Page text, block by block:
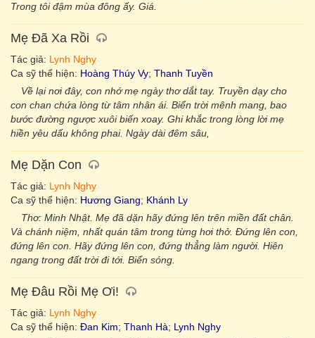
Trong tôi đậm mùa đông ấy. Giá.
Mẹ Đã Xa Rồi
Tác giả: Lynh Nghy
Ca sỹ thể hiện: Hoàng Thúy Vy; Thanh Tuyền
Về lại nơi đây, con nhớ mẹ ngày thơ dắt tay. Truyền dạy cho
con chan chứa lòng từ tâm nhân ái. Biển trời mênh mang, bao
bước đường ngược xuôi biến xoay. Ghi khắc trong lòng lời mẹ
hiền yêu dấu không phai. Ngày dài đêm sâu,
Mẹ Dặn Con
Tác giả: Lynh Nghy
Ca sỹ thể hiện: Hương Giang; Khánh Ly
Thơ: Minh Nhật. Mẹ đã dặn hãy đứng lên trên miền đất chân.
Và chánh niệm, nhất quán tâm trong từng hơi thở. Đứng lên con,
đứng lên con. Hãy đứng lên con, đứng thẳng làm người. Hiên
ngang trong đất trời đi tới. Biển sóng.
Mẹ Đâu Rồi Mẹ Ơi!
Tác giả: Lynh Nghy
Ca sỹ thể hiện: Đan Kim; Thanh Hà; Lynh Nghy